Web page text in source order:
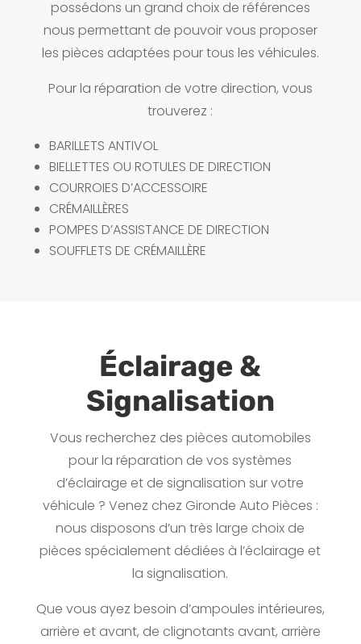
possédons un grand choix de références
nous permettant de pouvoir vous proposer
les pièces adaptées pour tous les véhicules.
Pour la réparation de votre direction, vous
trouverez :
BARILLETS ANTIVOL
BIELLETTES OU ROTULES DE DIRECTION
COURROIES D’ACCESSOIRE
CRÉMAILLÈRES
POMPES D’ASSISTANCE DE DIRECTION
SOUFFLETS DE CRÉMAILLÈRE
Éclairage &
Signalisation
Vous recherchez des pièces automobiles
pour la réparation de vos systèmes
d’éclairage et de signalisation sur votre
véhicule ? Venez chez Gironde Auto Pièces :
nous disposons d’un très large choix de
pièces spécialement dédiées à l’éclairage et
la signalisation.
Que vous ayez besoin d’ampoules intérieures,
arrière et avant, de clignotants avant, arrière